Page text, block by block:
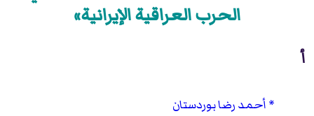
الحرب العراقية الإيرانية»
أ
أحمد رضا بوردستان